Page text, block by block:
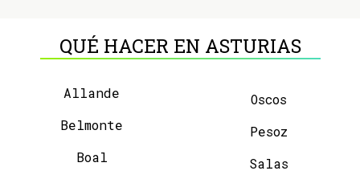
QUÉ HACER EN ASTURIAS
Allande
Belmonte
Boal
Oscos
Pesoz
Salas